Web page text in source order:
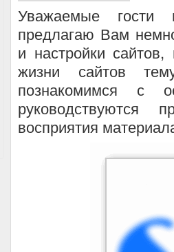
Уважаемые
предлагаю Вам
и настройки
жизни сайтов
познакомимся с
восприятия